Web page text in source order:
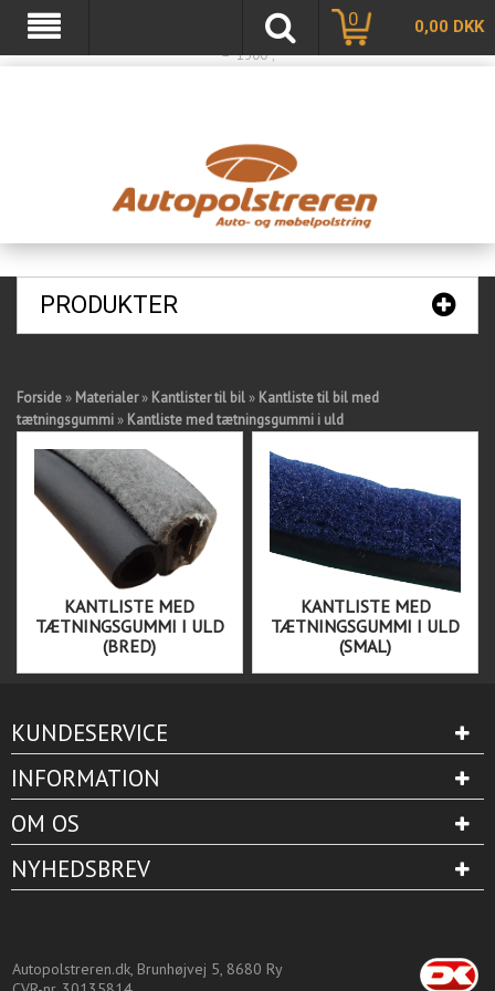
var basketTxt = "Hvis du handler varer for %%ShopMoreAmount%% kr. mere, får
du fragtfri levering"; var basketOkTxt = "Du får fragtfri levering!"; var ShippingLimit
= "1500";
0,00 DKK
0
PRODUKTER
Forside » Materialer» Kantlister til bil » Kantliste til bil med
tætningsgummi » Kantliste med tætningsgummi i uld
KANTLISTE MED
TÆTNINGSGUMMI I ULD
(BRED)
KANTLISTE MED
TÆTNINGSGUMMI I ULD
(SMAL)
KUNDESERVICE
INFORMATION
OM OS
NYHEDSBREV
Autopolstreren.dk, Brunhøjvej 5, 8680 Ry